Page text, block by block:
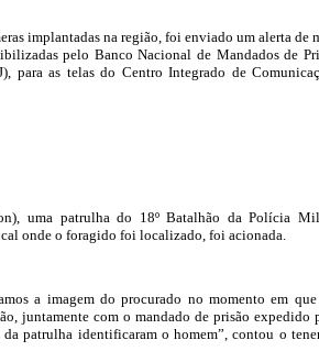
implantadas na região, foi enviado um alerta de
pelo Banco Nacional de Mandados de
para as telas do Centro Integrado de
uma patrulha do 18º Batalhão da Polícia
onde o foragido foi localizado, foi acionada.
a imagem do procurado no momento em
juntamente com o mandado de prisão expedido
patrulha identificaram o homem”, contou o